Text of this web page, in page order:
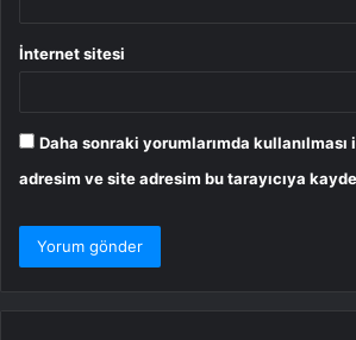
İnternet sitesi
Daha sonraki yorumlarımda kullanılması
adresim ve site adresim bu tarayıcıya